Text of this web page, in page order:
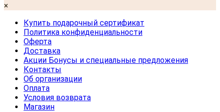
×
Купить подарочный сертификат
Политика конфиденциальности
Оферта
Доставка
Акции Бонусы и специальные предложения
Контакты
Об организации
Оплата
Условия возврата
Магазин